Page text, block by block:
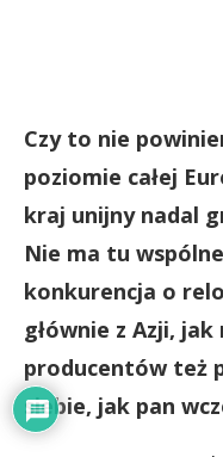
Czy to nie
poziomie całej
kraj unijny nadal
Nie ma tu
konkurencja o
głównie z Azji,
producentów też
siebie, jak pan